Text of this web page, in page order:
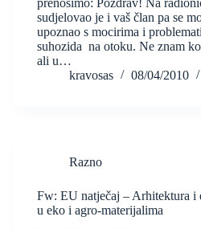
prenosimo: Pozdrav! Na
sudjelovao je i vaš član pa se
upoznao s mocirima i
suhozida na otoku. Ne znam
ali u…
kravosas
08/04/2010
Razno
Fw: EU natječaj – Arhitektura i
u eko i agro-materijalima